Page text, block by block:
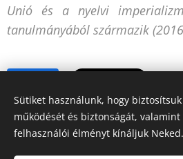
Unió és a nyelvi
tanulmányából származik
Sütiket használunk, hogy
működését és biztonságát,
felhasználói élményt kínáljuk Neked.